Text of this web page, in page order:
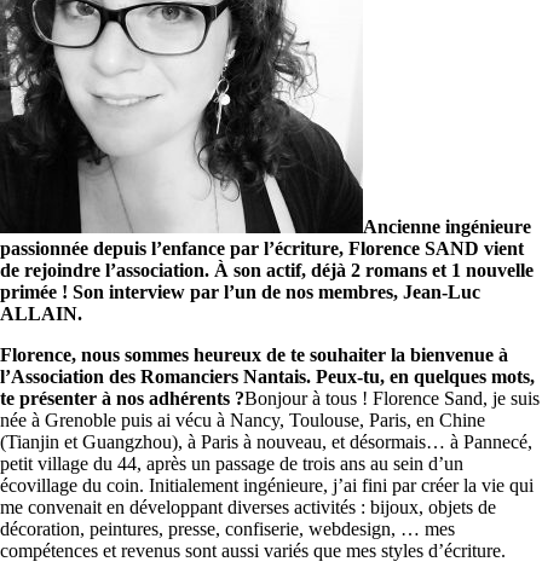
Ancienne ingénieure
passionnée depuis l’enfance par l’écriture, Florence SAND vient
de rejoindre l’association. À son actif, déjà 2 romans et 1 nouvelle
primée ! Son interview par l’un de nos membres, Jean-Luc
ALLAIN.
Florence, nous sommes heureux de te souhaiter la bienvenue à
l’Association des Romanciers Nantais. Peux-tu, en quelques mots,
te présenter à nos adhérents ?Bonjour à tous ! Florence Sand, je suis
née à Grenoble puis ai vécu à Nancy, Toulouse, Paris, en Chine
(Tianjin et Guangzhou), à Paris à nouveau, et désormais… à Pannecé,
petit village du 44, après un passage de trois ans au sein d’un
écovillage du coin. Initialement ingénieure, j’ai fini par créer la vie qui
me convenait en développant diverses activités : bijoux, objets de
décoration, peintures, presse, confiserie, webdesign, … mes
compétences et revenus sont aussi variés que mes styles d’écriture.